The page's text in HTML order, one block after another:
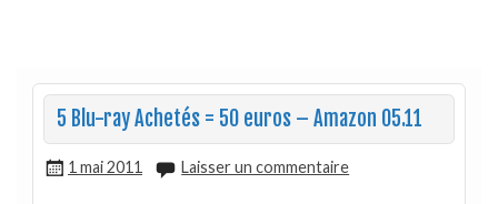
5 Blu-ray Achetés = 50 euros – Amazon 05.11
1 mai 2011 Laisser un commentaire